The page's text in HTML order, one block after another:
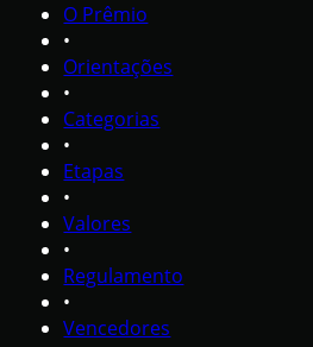
O Prêmio
•
Orientações
•
Categorias
•
Etapas
•
Valores
•
Regulamento
•
Vencedores